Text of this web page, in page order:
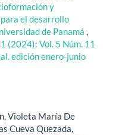
y
el desarrollo
de Panamá
(2024): Vol. 5 Núm. 11
edición enero-junio
Violeta María De
Cueva Quezada,